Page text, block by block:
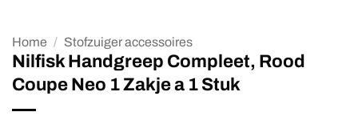
Home / Stofzuiger accessoires
Nilfisk Handgreep Compleet, Rood
Coupe Neo 1 Zakje a 1 Stuk